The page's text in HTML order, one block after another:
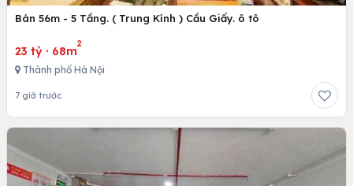
Bán 56m - 5 Tầng. ( Trung Kính ) Cầu Giấy. ô tô
23 tỷ · 68m
2
Thành phố Hà Nội
7 giờ trước